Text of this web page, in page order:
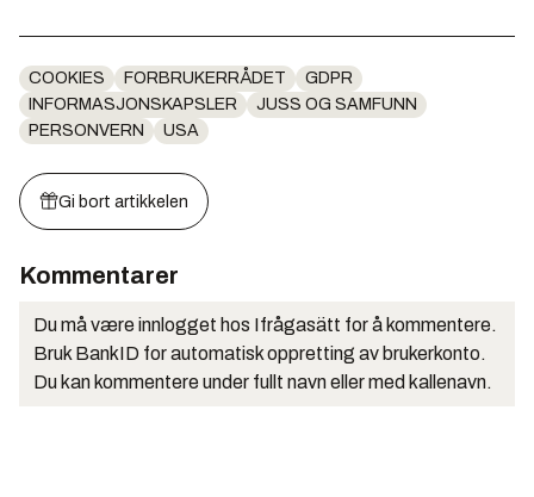
COOKIES FORBRUKERRÅDET
GDPR
INFORMASJONSKAPSLER
JUSS OG SAMFUNN
PERSONVERN
USA
Gi bort artikkelen
Kommentarer
Du må være innlogget hos Ifrågasätt for å kommentere.
Bruk BankID for automatisk oppretting av brukerkonto.
Du kan kommentere under fullt navn eller med kallenavn.